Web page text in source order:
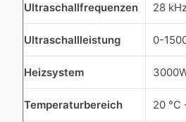
Ultraschallfrequenzen 28
Ultraschallleistung 0-
Heizsystem
Temperaturbereich 20 °C